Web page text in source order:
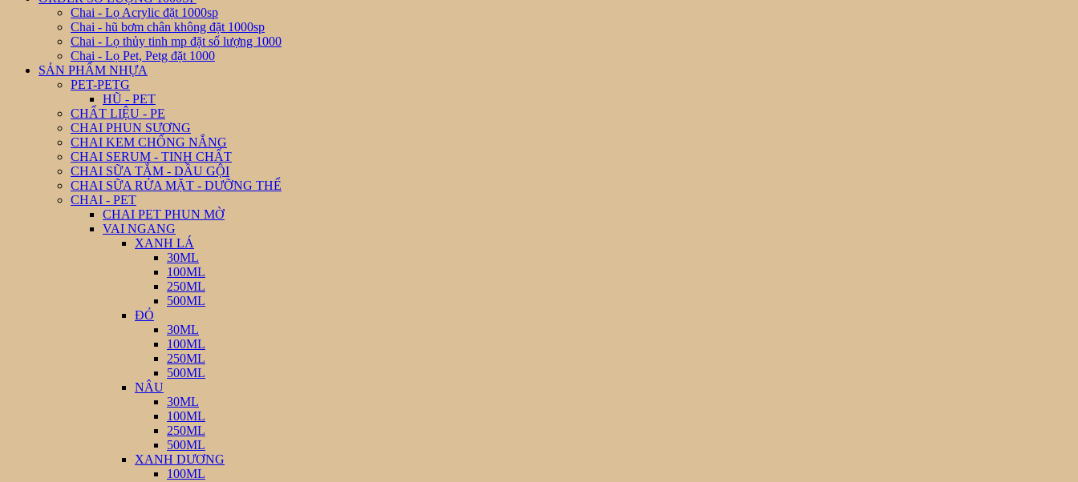
Chai - Lọ Acrylic đặt 1000sp
Chai - hũ bơm chân không đặt 1000sp
Chai - Lọ thủy tinh mp đặt số lượng 1000
Chai - Lọ Pet, Petg đặt 1000
SẢN PHẨM NHỰA
PET-PETG
HŨ - PET
CHẤT LIỆU - PE
CHAI PHUN SƯƠNG
CHAI KEM CHỐNG NẮNG
CHAI SERUM - TINH CHẤT
CHAI SỮA TẮM - DẦU GỘI
CHAI SỮA RỬA MẶT - DƯỠNG THỂ
CHAI - PET
CHAI PET PHUN MỜ
VAI NGANG
XANH LÁ
30ML
100ML
250ML
500ML
ĐỎ
30ML
100ML
250ML
500ML
NÂU
30ML
100ML
250ML
500ML
XANH DƯƠNG
100ML